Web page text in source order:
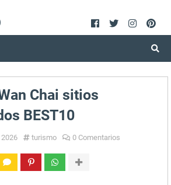
Chai sitios
BEST10
2026 turismo 0 Comentarios